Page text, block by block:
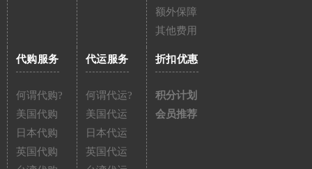
额外保障
其他费用
代购服务
何谓代购?
美国代购
日本代购
英国代购
代运服务
何谓代运?
美国代运
日本代运
英国代运
折扣优惠
积分计划
会员推荐